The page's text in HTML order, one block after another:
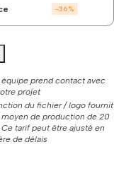
-36%
prend contact avec
projet
du fichier / logo fournit
de production de 20
tarif peut être ajusté en
de délais